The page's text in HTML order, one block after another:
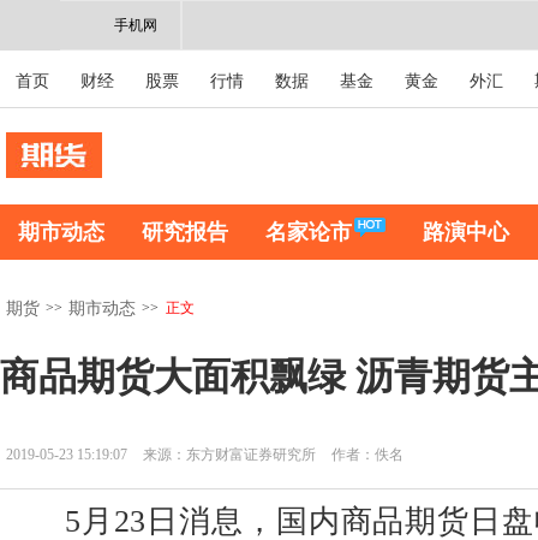
手机网
首页 财经 股票 行情 数据 基金 黄金 外汇
期市动态 研究报告 名家论市 路演中心
期货 >> 期市动态 >> 正文
商品期货大面积飘绿 沥青期货
2019-05-23 15:19:07 来源：东方财富证券研究所 作者：佚名
5月23日消息，国内商品期货日盘